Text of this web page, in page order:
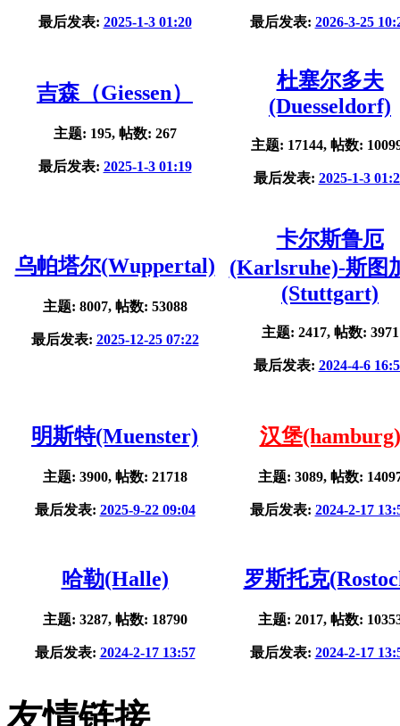
最后发表: 2025-1-3 01:20 最后发表: 2026-3-25
吉森（Giessen）
主题: 195, 帖数: 267
最后发表: 2025-1-3 01:19
杜塞尔多夫
(Duesseldorf)
主题: 17144, 帖数:
最后发表: 2025-1-3
乌帕塔尔(Wuppertal)
主题: 8007, 帖数: 53088
最后发表: 2025-12-25 07:22
卡尔斯鲁厄
(Karlsruhe)-斯图
(Stuttgart)
主题: 2417, 帖数: 3971
最后发表: 2024-4-6
明斯特(Muenster)
主题: 3900, 帖数: 21718
最后发表: 2025-9-22 09:04
汉堡(hamburg)
主题: 3089, 帖数:
最后发表: 2024-2-17
哈勒(Halle)
主题: 3287, 帖数: 18790
最后发表: 2024-2-17 13:57
罗斯托克
主题: 2017, 帖数:
最后发表: 2024-2-17
友情链接